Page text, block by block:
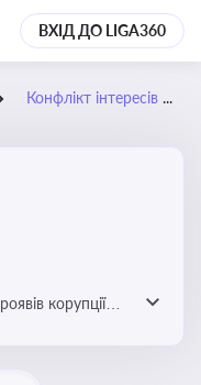
ВХІД ДО LIGA360
Конфлікт інтересів
корупції